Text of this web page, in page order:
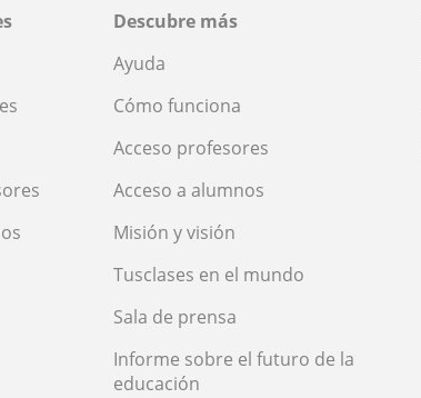
Descubre más
Ayuda
Cómo funciona
Acceso profesores
Acceso a alumnos
Misión y visión
Tusclases en el mundo
Sala de prensa
Informe sobre el futuro de la
educación